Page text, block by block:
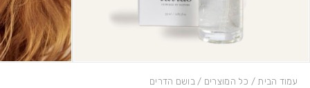
עמוד הבית / כל המוצרים / בושם הדרים